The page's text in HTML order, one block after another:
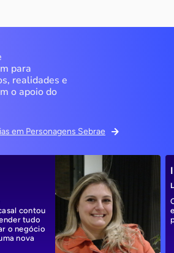
para
realidades e
o apoio do
em Personagens Sebrae
contou
tudo
o negócio
nova